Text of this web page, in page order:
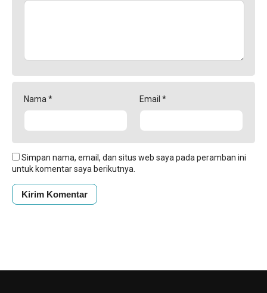
Nama * Email *
Simpan nama, email, dan situs web saya pada peramban ini
untuk komentar saya berikutnya.